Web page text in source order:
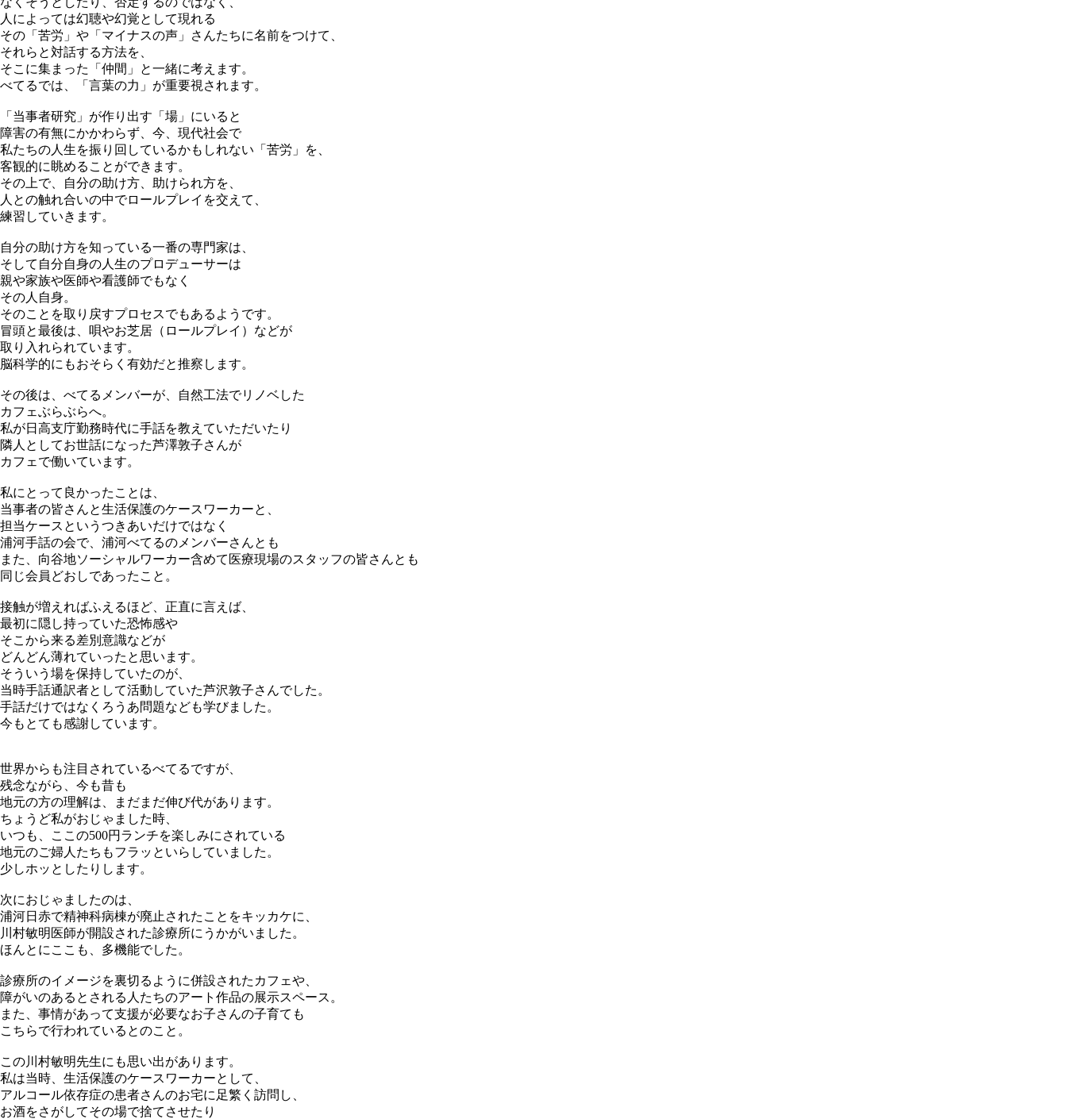
人によっては幻聴や幻覚として現れる
その「苦労」や「マイナスの声」さんたちに名前をつけて、
それらと対話する方法を、
そこに集まった「仲間」と一緒に考えます。
べてるでは、「言葉の力」が重要視されます。
「当事者研究」が作り出す「場」にいると
障害の有無にかかわらず、今、現代社会で
私たちの人生を振り回しているかもしれない「苦労」を、
客観的に眺めることができます。
その上で、自分の助け方、助けられ方を、
人との触れ合いの中でロールプレイを交えて、
練習していきます。
自分の助け方を知っている一番の専門家は、
そして自分自身の人生のプロデューサーは
親や家族や医師や看護師でもなく
その人自身。
そのことを取り戻すプロセスでもあるようです。
冒頭と最後は、唄やお芝居（ロールプレイ）などが
取り入れられています。
脳科学的にもおそらく有効だと推察します。
その後は、べてるメンバーが、自然工法でリノベした
カフェぶらぶらへ。
私が日高支庁勤務時代に手話を教えていただいたり
隣人としてお世話になった芦澤敦子さんが
カフェで働いています。
私にとって良かったことは、
当事者の皆さんと生活保護のケースワーカーと、
担当ケースというつきあいだけではなく
浦河手話の会で、浦河べてるのメンバーさんとも
また、向谷地ソーシャルワーカー含めて医療現場のスタッフの皆さんとも
同じ会員どおしであったこと。
接触が増えればふえるほど、正直に言えば、
最初に隠し持っていた恐怖感や
そこから来る差別意識などが
どんどん薄れていったと思います。
そういう場を保持していたのが、
当時手話通訳者として活動していた芦沢敦子さんでした。
手話だけではなくろうあ問題なども学びました。
今もとても感謝しています。
世界からも注目されているべてるですが、
残念ながら、今も昔も
地元の方の理解は、まだまだ伸び代があります。
ちょうど私がおじゃました時、
いつも、ここの500円ランチを楽しみにされている
地元のご婦人たちもフラッといらしていました。
少しホッとしたりします。
次におじゃましたのは、
浦河日赤で精神科病棟が廃止されたことをキッカケに、
川村敏明医師が開設された診療所にうかがいました。
ほんとにここも、多機能でした。
診療所のイメージを裏切るように併設されたカフェや、
障がいのあるとされる人たちのアート作品の展示スペース。
また、事情があって支援が必要なお子さんの子育ても
こちらで行われているとのこと。
この川村敏明先生にも思い出があります。
私は当時、生活保護のケースワーカーとして、
アルコール依存症の患者さんのお宅に足繁く訪問し、
お酒をさがしてその場で捨てさせたり